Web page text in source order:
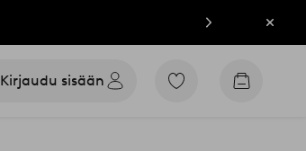
Sulje
Kirjaudu sisään
Siirry
Siirry